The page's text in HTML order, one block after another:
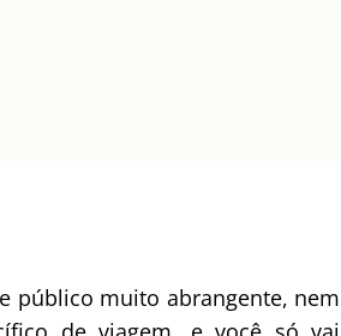
público muito abrangente, nem